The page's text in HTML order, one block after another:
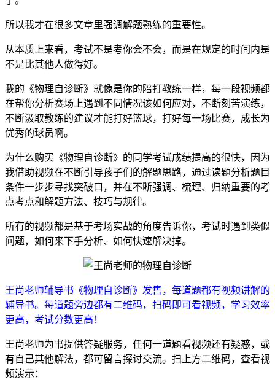
所以我才在很多文章里强调解题熟练的重要性。
从本质上来看，考试不是考你会不会，而是在规定的时间内是
不是比其他人做得好。
我的《物理自诊断》就像是你的陪打教练一样，每一段视频都
在帮你分析赛场上遇到不同情况该如何应对，不断刻苦演练，
不断汲取教练的建议才能打好篮球，打好每一场比赛，成长为
优秀的球员啊。
为什么购买《物理自诊断》的同学考试成绩提高的很快，因为
我借助视频在不断引导孩子们的解题思路，通过读题分析题目
条件一步步寻找突破口，并在不断强调、梳理、归纳重要的考
点考点和解题方法、技巧与规律。
所有的视频都是基于考场实战的角度告诉你，考试时遇到类似
问题，如何来下手分析、如何快速解决掉。
王尚老师辅导书《物理自诊断》发售，每道题都有视频讲解的
辅导书。每道题旁边都有二维码，扫码即可看视频，学习效率
更高，考试分数更高！
王尚老师为书提供答疑服务，任何一道题看视频还有疑惑，或
有自己其他解法，都可留言探讨交流。扫上方二维码，查看视
频演示：